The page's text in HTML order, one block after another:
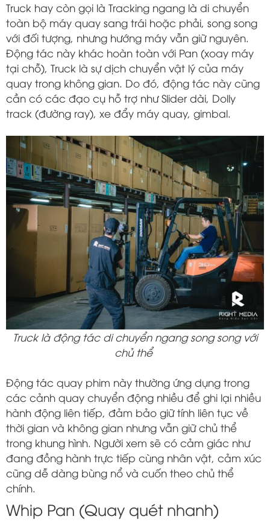
Truck hay còn gọi là Tracking ngang là di chuyển
toàn bộ máy quay sang trái hoặc phải, song song
với đối tượng, nhưng hướng máy vẫn giữ nguyên.
Động tác này khác hoàn toàn với Pan (xoay máy
tại chỗ), Truck là sự dịch chuyển vật lý của máy
quay trong không gian. Do đó, động tác này cũng
cần có các đạo cụ hỗ trợ như Slider dài, Dolly
track (đường ray), xe đẩy máy quay, gimbal.
Truck là động tác di chuyển ngang song song với
chủ thể
Động tác quay phim này thường ứng dụng trong
các cảnh quay chuyển động nhiều để ghi lại nhiều
hành động liên tiếp, đảm bảo giữ tính liên tục về
thời gian và không gian nhưng vẫn giữ chủ thể
trong khung hình. Người xem sẽ có cảm giác như
đang đồng hành trực tiếp cùng nhân vật, cảm xúc
cũng dễ dàng bùng nổ và cuốn theo chủ thể
chính.
Whip Pan (Quay quét nhanh)